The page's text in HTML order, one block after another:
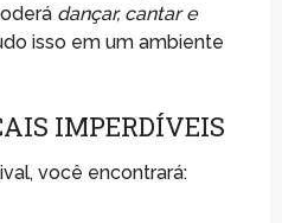
dançar, cantar e
isso em um ambiente
IMPERDÍVEIS
você encontrará: